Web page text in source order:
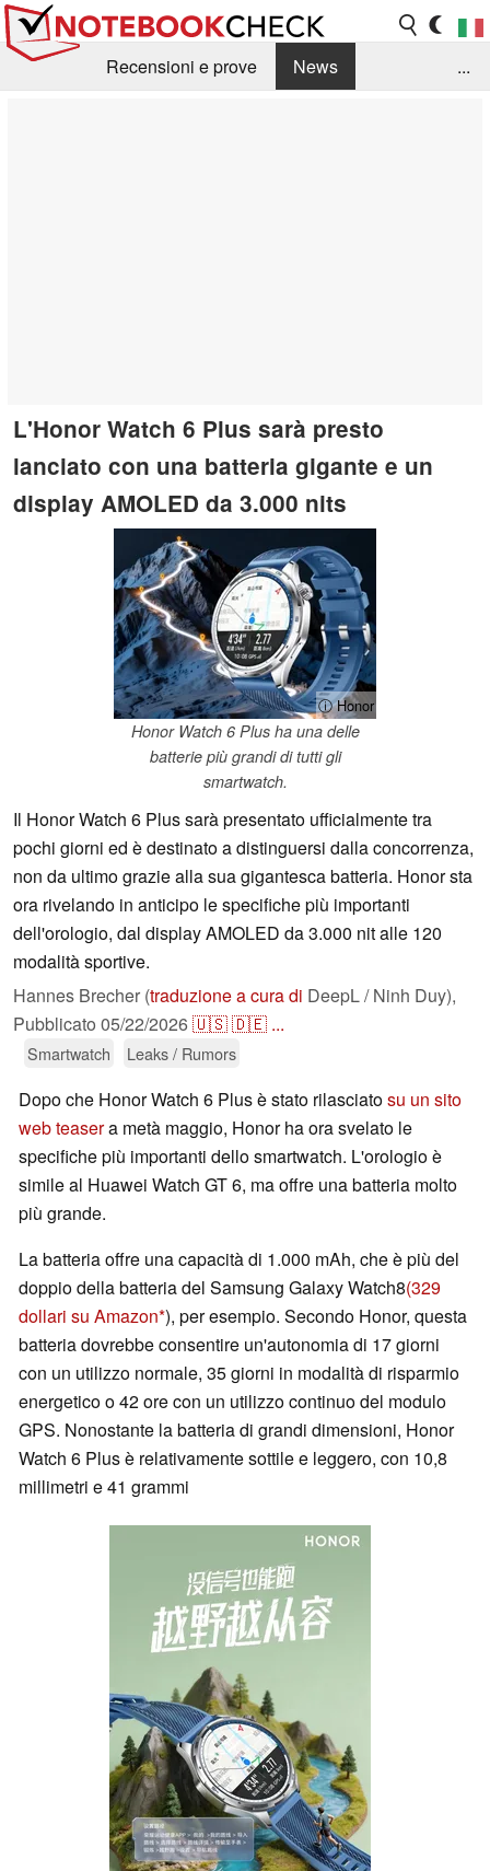
Recensioni e prove
News
...
L'Honor Watch 6 Plus sarà presto
lanciato con una batteria gigante e un
display AMOLED da 3.000 nits
ⓘ Honor
Honor Watch 6 Plus ha una delle
batterie più grandi di tutti gli
smartwatch.
Il Honor Watch 6 Plus sarà presentato ufficialmente tra
pochi giorni ed è destinato a distinguersi dalla concorrenza,
non da ultimo grazie alla sua gigantesca batteria. Honor sta
ora rivelando in anticipo le specifiche più importanti
dell'orologio, dal display AMOLED da 3.000 nit alle 120
modalità sportive.
Hannes Brecher (traduzione a cura di DeepL / Ninh Duy),
Pubblicato 05/22/2026🇺🇸🇩🇪 ...
Smartwatch Leaks / Rumors
Dopo che Honor Watch 6 Plus è stato rilasciatosu un sito
web teasera metà maggio, Honor ha ora svelato le
specifiche più importanti dello smartwatch. L'orologio è
simile al Huawei Watch GT 6, ma offre una batteria molto
più grande.
La batteria offre una capacità di 1.000 mAh, che è più del
doppio della batteria del Samsung Galaxy Watch8(329
dollari su Amazon ), per esempio. Secondo Honor, questa
batteria dovrebbe consentire un'autonomia di 17 giorni
con un utilizzo normale, 35 giorni in modalità di risparmio
energetico o 42 ore con un utilizzo continuo del modulo
GPS. Nonostante la batteria di grandi dimensioni, Honor
Watch 6 Plus è relativamente sottile e leggero, con 10,8
millimetri e 41 grammi